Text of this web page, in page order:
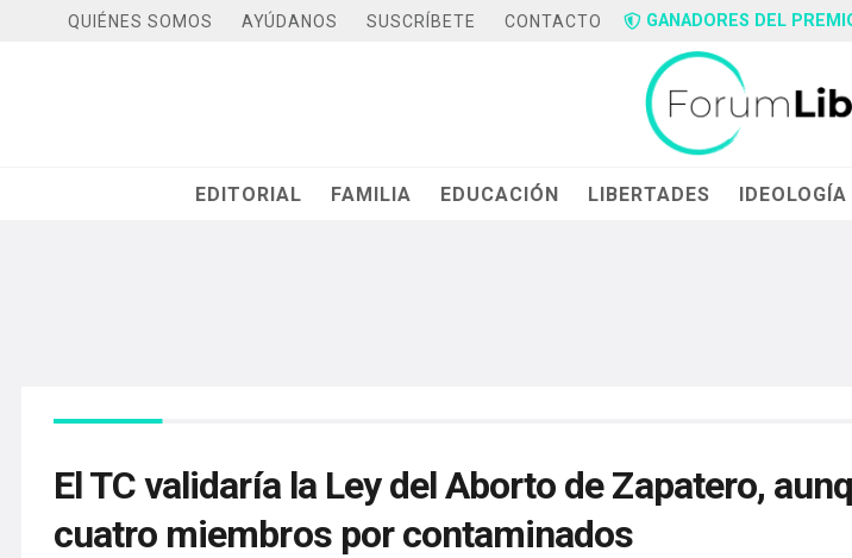
QUIÉNES SOMOS AYÚDANOS SUSCRÍBETE CONTACTO GANADORES DEL
EDITORIAL FAMILIA EDUCACIÓN LIBERTADES IDEOLOGÍA
El TC validaría la Ley del Aborto de Zapatero,
cuatro miembros por contaminados